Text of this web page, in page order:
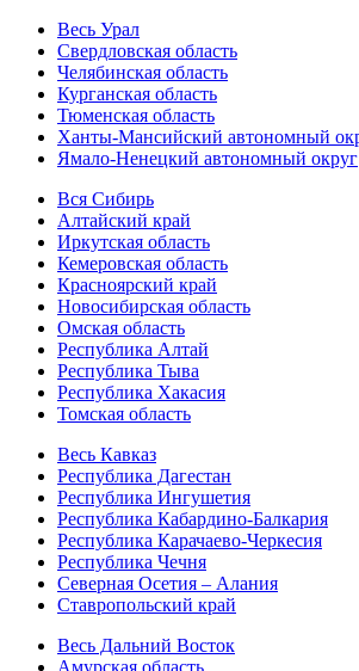
Весь Урал
Свердловская область
Челябинская область
Курганская область
Тюменская область
Ханты-Мансийский автономный
Ямало-Ненецкий автономный округ
Вся Сибирь
Алтайский край
Иркутская область
Кемеровская область
Красноярский край
Новосибирская область
Омская область
Республика Алтай
Республика Тыва
Республика Хакасия
Томская область
Весь Кавказ
Республика Дагестан
Республика Ингушетия
Республика Кабардино-Балкария
Республика Карачаево-Черкесия
Республика Чечня
Северная Осетия – Алания
Ставропольский край
Весь Дальний Восток
Амурская область